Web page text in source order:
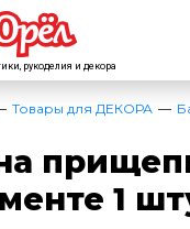
рукоделия и декора
Товары для ДЕКОРА
1